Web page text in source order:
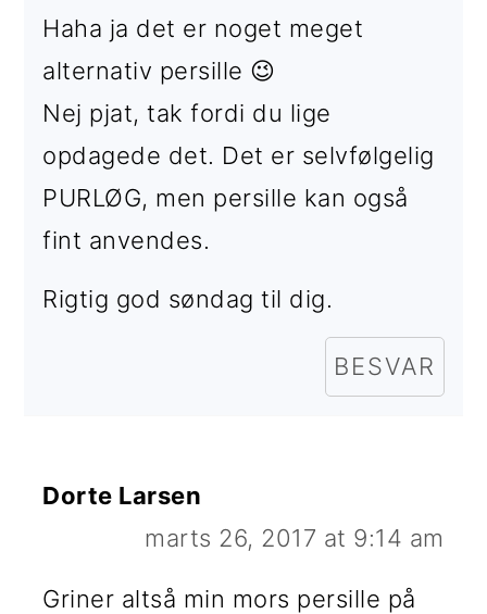
Haha ja det er noget meget
alternativ persille 😉
Nej pjat, tak fordi du lige
opdagede det. Det er selvfølgelig
PURLØG, men persille kan også
fint anvendes.
Rigtig god søndag til dig.
BESVAR
Dorte Larsen
marts 26, 2017 at 9:14 am
Griner altså min mors persille på